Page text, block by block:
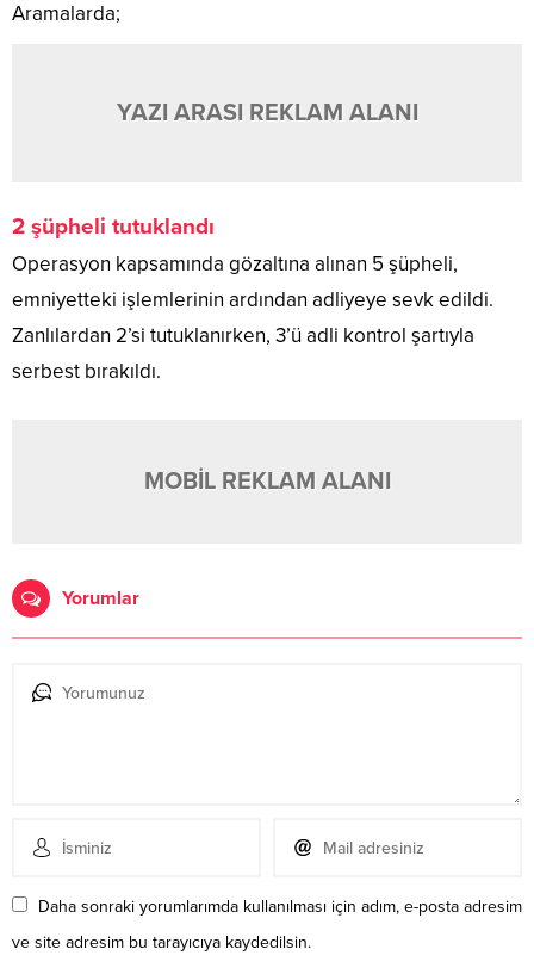
Aramalarda;
YAZI ARASI REKLAM ALANI
2 şüpheli tutuklandı
Operasyon kapsamında gözaltına alınan 5 şüpheli,
emniyetteki işlemlerinin ardından adliyeye sevk edildi.
Zanlılardan 2’si tutuklanırken, 3’ü adli kontrol şartıyla
serbest bırakıldı.
MOBİL REKLAM ALANI
Yorumlar
Daha sonraki yorumlarımda kullanılması için adım, e-posta adresim
ve site adresim bu tarayıcıya kaydedilsin.